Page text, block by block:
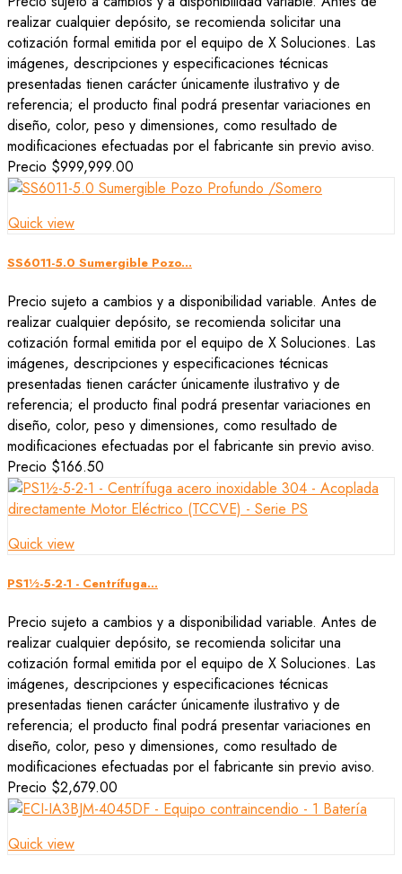
realizar cualquier depósito, se recomienda solicitar una
cotización formal emitida por el equipo de X Soluciones. Las
imágenes, descripciones y especificaciones técnicas
presentadas tienen carácter únicamente ilustrativo y de
referencia; el producto final podrá presentar variaciones en
diseño, color, peso y dimensiones, como resultado de
modificaciones efectuadas por el fabricante sin previo aviso.
Precio $999,999.00
Quick view
SS6011-5.0 Sumergible Pozo...
Precio sujeto a cambios y a disponibilidad variable. Antes de
realizar cualquier depósito, se recomienda solicitar una
cotización formal emitida por el equipo de X Soluciones. Las
imágenes, descripciones y especificaciones técnicas
presentadas tienen carácter únicamente ilustrativo y de
referencia; el producto final podrá presentar variaciones en
diseño, color, peso y dimensiones, como resultado de
modificaciones efectuadas por el fabricante sin previo aviso.
Precio $166.50
Quick view
PS1½-5-2-1 - Centrífuga...
Precio sujeto a cambios y a disponibilidad variable. Antes de
realizar cualquier depósito, se recomienda solicitar una
cotización formal emitida por el equipo de X Soluciones. Las
imágenes, descripciones y especificaciones técnicas
presentadas tienen carácter únicamente ilustrativo y de
referencia; el producto final podrá presentar variaciones en
diseño, color, peso y dimensiones, como resultado de
modificaciones efectuadas por el fabricante sin previo aviso.
Precio $2,679.00
Quick view